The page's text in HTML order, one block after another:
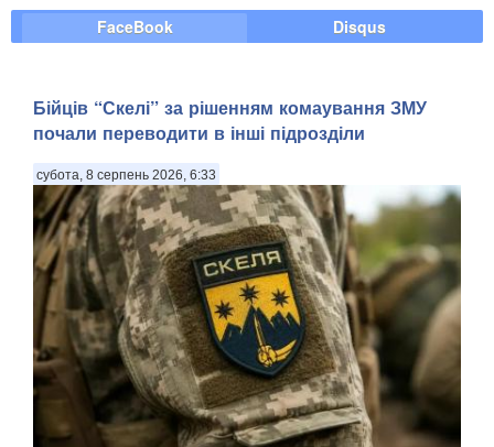
FaceBook Disqus
Бійців “Скелі” за рішенням комаування ЗМУ
почали переводити в інші підрозділи
субота, 8 серпень 2026, 6:33